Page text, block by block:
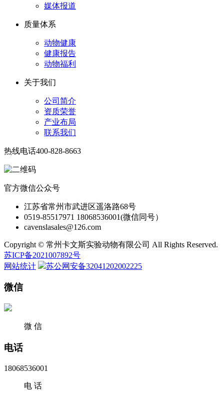
媒体报道
质量体系
动物健康
健康报告
动物福利
关于我们
公司简介
资质荣誉
产业布局
联系我们
热线电话400-828-8663
官方微信公众号
江苏省常州市武进区遥洛路68号
0519-85517971 18068536001(微信同号）
cavenslasales@126.com
Copyright © 常州卡文斯实验动物有限公司 All Rights Reserved.
苏ICP备2021007892号
网站统计
苏公网安备32041202002225
微信
微 信
电话
18068536001
电 话